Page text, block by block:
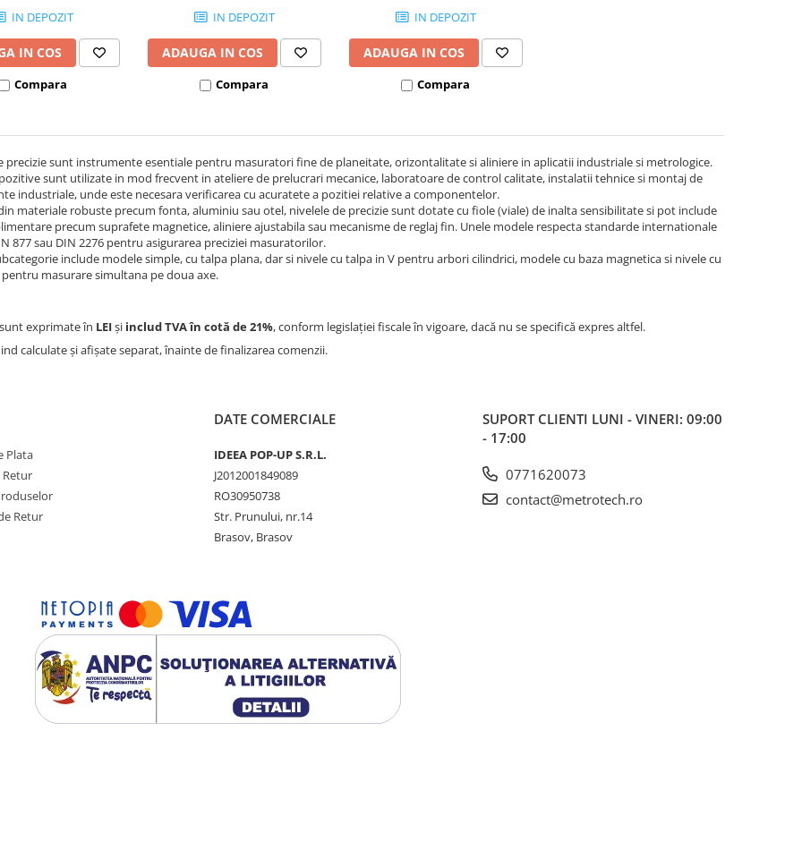
IN DEPOZIT
IN COS
Compara
IN DEPOZIT
ADAUGA IN COS
Compara
IN DEPOZIT
ADAUGA IN COS
Compara
precizie sunt instrumente esentiale pentru masuratori fine de planeitate, orizontalitate si aliniere in aplicatii industriale si metrologice.
sunt utilizate in mod frecvent in ateliere de prelucrari mecanice, laboratoare de control calitate, instalatii tehnice si montaj de
industriale, unde este necesara verificarea cu acuratete a pozitiei relative a componentelor.
materiale robuste precum fonta, aluminiu sau otel, nivelele de precizie sunt dotate cu fiole (viale) de inalta sensibilitate si pot include
precum suprafete magnetice, aliniere ajustabila sau mecanisme de reglaj fin. Unele modele respecta standarde internationale
877 sau DIN 2276 pentru asigurarea preciziei masuratorilor.
include modele simple, cu talpa plana, dar si nivele cu talpa in V pentru arbori cilindrici, modele cu baza magnetica si nivele cu
masurare simultana pe doua axe.
sunt exprimate în LEIși includ TVA în cotă de 21%, conform legislației fiscale în vigoare, dacă nu se specifică expres altfel.
calculate și afișate separat, înainte de finalizarea comenzii.
Plata
Retur
Retur
DATE COMERCIALE
IDEEA POP-UP S.R.L.
J2012001849089
RO30950738
Str. Prunului, nr.14
Brasov, Brasov
SUPORT CLIENTI LUNI - VINERI: 09:00
- 17:00
0771620073
contact@metrotech.ro